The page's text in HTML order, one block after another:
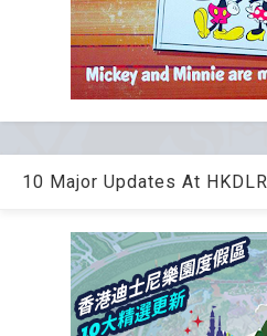
10 Major Updates At HKDLR